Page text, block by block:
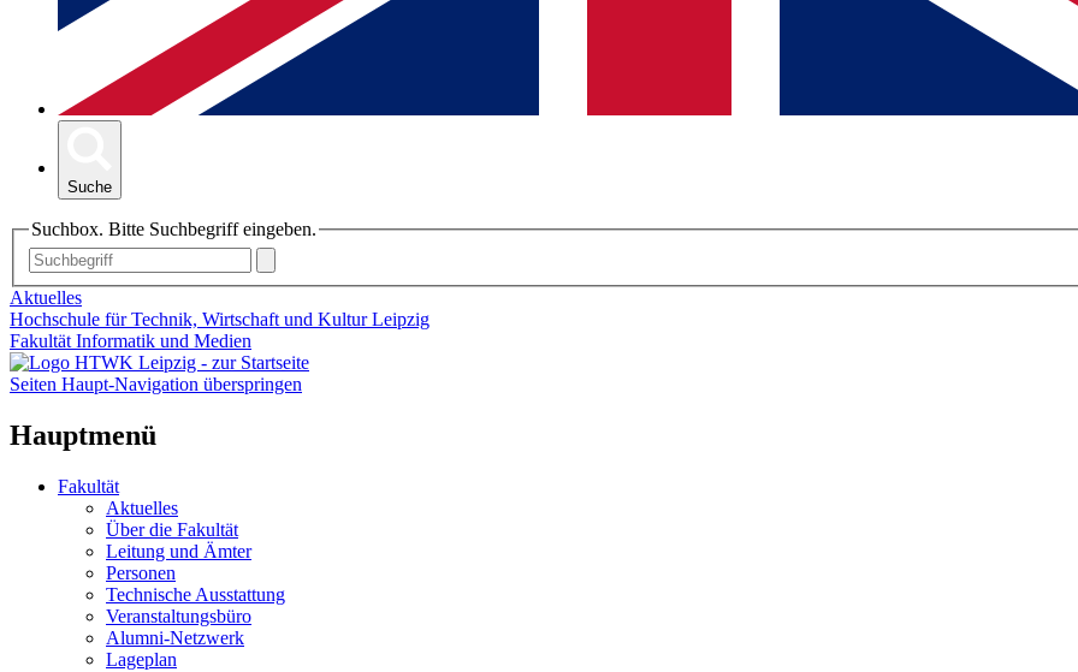
Suche
Suchbox. Bitte Suchbegriff eingeben.
Aktuelles
Hochschule für Technik, Wirtschaft und Kultur Leipzig
Fakultät Informatik und Medien
Seiten Haupt-Navigation überspringen
Hauptmenü
Fakultät
Aktuelles
Über die Fakultät
Leitung und Ämter
Personen
Technische Ausstattung
Veranstaltungsbüro
Alumni-Netzwerk
Lageplan